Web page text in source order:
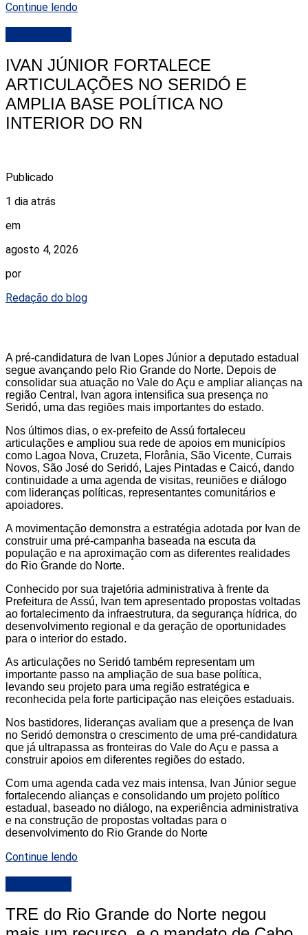
Continue lendo
IVAN JÚNIOR FORTALECE
ARTICULAÇÕES NO SERIDÓ E
AMPLIA BASE POLÍTICA NO
INTERIOR DO RN
Publicado
1 dia atrás
em
agosto 4, 2026
por
Redação do blog
A pré-candidatura de Ivan Lopes Júnior a deputado estadual
segue avançando pelo Rio Grande do Norte. Depois de
consolidar sua atuação no Vale do Açu e ampliar alianças na
região Central, Ivan agora intensifica sua presença no
Seridó, uma das regiões mais importantes do estado.
Nos últimos dias, o ex-prefeito de Assú fortaleceu
articulações e ampliou sua rede de apoios em municípios
como Lagoa Nova, Cruzeta, Florânia, São Vicente, Currais
Novos, São José do Seridó, Lajes Pintadas e Caicó, dando
continuidade a uma agenda de visitas, reuniões e diálogo
com lideranças políticas, representantes comunitários e
apoiadores.
A movimentação demonstra a estratégia adotada por Ivan de
construir uma pré-campanha baseada na escuta da
população e na aproximação com as diferentes realidades
do Rio Grande do Norte.
Conhecido por sua trajetória administrativa à frente da
Prefeitura de Assú, Ivan tem apresentado propostas voltadas
ao fortalecimento da infraestrutura, da segurança hídrica, do
desenvolvimento regional e da geração de oportunidades
para o interior do estado.
As articulações no Seridó também representam um
importante passo na ampliação de sua base política,
levando seu projeto para uma região estratégica e
reconhecida pela forte participação nas eleições estaduais.
Nos bastidores, lideranças avaliam que a presença de Ivan
no Seridó demonstra o crescimento de uma pré-candidatura
que já ultrapassa as fronteiras do Vale do Açu e passa a
construir apoios em diferentes regiões do estado.
Com uma agenda cada vez mais intensa, Ivan Júnior segue
fortalecendo alianças e consolidando um projeto político
estadual, baseado no diálogo, na experiência administrativa
e na construção de propostas voltadas para o
desenvolvimento do Rio Grande do Norte
Continue lendo
TRE do Rio Grande do Norte negou